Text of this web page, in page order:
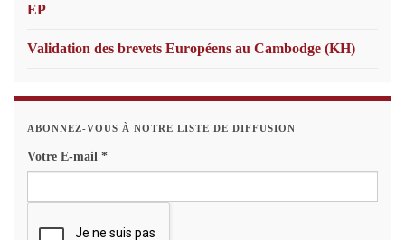
EP
Validation des brevets Européens au Cambodge (KH)
ABONNEZ-VOUS À NOTRE LISTE DE DIFFUSION
Votre E-mail *